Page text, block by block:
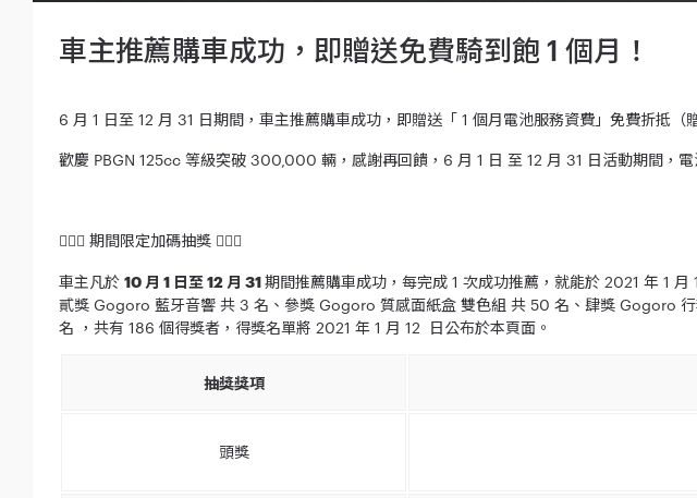
車主推薦購車成功，即贈送免費騎到飽 1 個月！
6 月 1 日至 12 月 31 日期間，車主推薦購車成功，即贈送「 1 個月電池服務資費」免費折抵（
歡慶 PBGN 125cc 等級突破 300,000 輛，感謝再回饋， 6 月 1 日 至 12 月 31 日活動期間，
💁🏻‍♂️ 期間限定加碼抽獎 💁🏻‍♀️
車主凡於 10 月 1 日至 12 月 31期間推薦購車成功，每完成 1 次成功推薦，就能於 2021 年 1
貳獎 Gogoro 藍牙音響 共 3 名、參獎 Gogoro 質感面紙盒 雙色組 共 50 名、肆獎 Gogoro
名 ，共有 186 個得獎者，得獎名單將 2021 年 1 月 12 日公布於本頁面。
抽獎獎項
頭獎